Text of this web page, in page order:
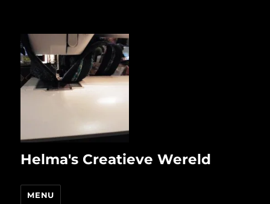
Helma's Creatieve Wereld
MENU